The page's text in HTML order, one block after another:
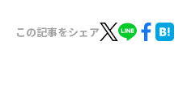
この記事をシェア